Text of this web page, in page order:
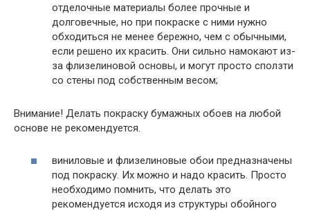
отделочные материалы более прочные и
долговечные, но при покраске с ними нужно
обходиться не менее бережно, чем с обычными,
если решено их красить. Они сильно намокают из-
за флизелиновой основы, и могут просто сползти
со стены под собственным весом;
Внимание! Делать покраску бумажных обоев на любой
основе не рекомендуется.
виниловые и флизелиновые обои предназначены
под покраску. Их можно и надо красить. Просто
необходимо помнить, что делать это
рекомендуется исходя из структуры обойного